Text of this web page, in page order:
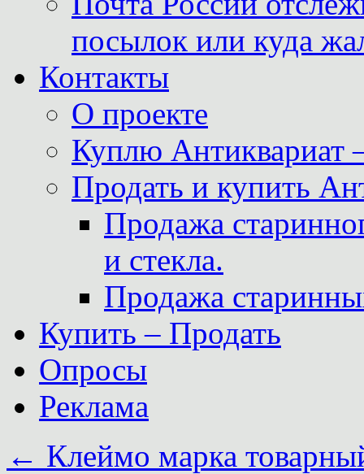
посылок или куда
Контакты
О проекте
Куплю Антиквариат
Продать и купить
Продажа
и стекла.
Продажа
Купить – Продать
Опросы
Реклама
← Клеймо марка